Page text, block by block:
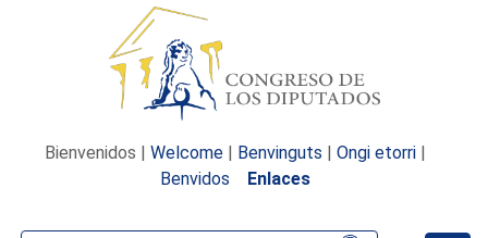
Bienvenidos | Welcome | Benvinguts | Ongi etorri |
Benvidos
Enlaces